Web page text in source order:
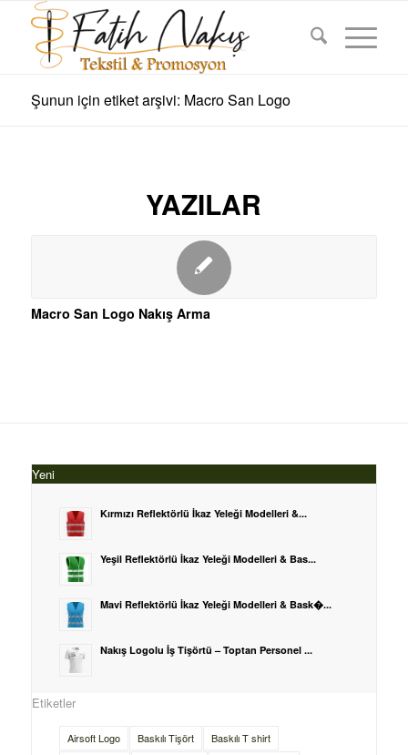
Şunun için etiket arşivi: Macro San Logo
YAZILAR
Macro San Logo Nakış Arma
Yeni
Kırmızı Reflektörlü İkaz Yeleği Modelleri &...
Yeşil Reflektörlü İkaz Yeleği Modelleri & Bas...
Mavi Reflektörlü İkaz Yeleği Modelleri & Bask�...
Nakış Logolu İş Tişörtü – Toptan Personel ...
Etiketler
Airsoft Logo Baskılı Tişört
Baskılı T shirt